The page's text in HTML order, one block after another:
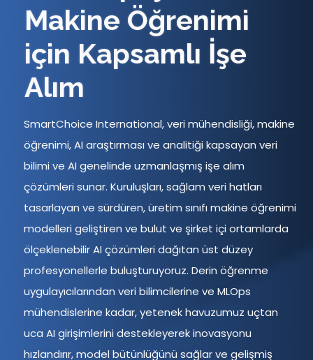
Makine Öğrenimi
için Kapsamlı İşe
Alım
SmartChoice International, veri mühendisliği, makine
öğrenimi, AI araştırması ve analitiği kapsayan veri
bilimi ve AI genelinde uzmanlaşmış işe alım
çözümleri sunar. Kuruluşları, sağlam veri hatları
tasarlayan ve sürdüren, üretim sınıfı makine öğrenimi
modelleri geliştiren ve bulut ve şirket içi ortamlarda
ölçeklenebilir AI çözümleri dağıtan üst düzey
profesyonellerle buluşturuyoruz. Derin öğrenme
uygulayıcılarından veri bilimcilerine ve MLOps
mühendislerine kadar, yetenek havuzumuz uçtan
uca AI girişimlerini destekleyerek inovasyonu
hızlandırır, model bütünlüğünü sağlar ve gelişmiş